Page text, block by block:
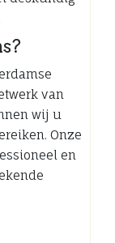
van
wij u
Onze
en